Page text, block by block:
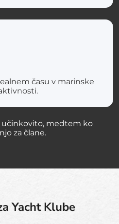
času v marinske
medtem ko
za člane.
Yacht Klube